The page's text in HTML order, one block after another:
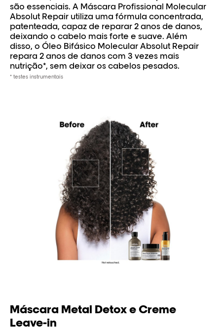
são essenciais. A Máscara Profissional Molecular
Absolut Repair utiliza uma fórmula concentrada,
patenteada, capaz de reparar 2 anos de danos,
deixando o cabelo mais forte e suave. Além
disso, o Óleo Bifásico Molecular Absolut Repair
repara 2 anos de danos com 3 vezes mais
nutrição*, sem deixar os cabelos pesados.
* testes instrumentais
Máscara Metal Detox e Creme
Leave-in